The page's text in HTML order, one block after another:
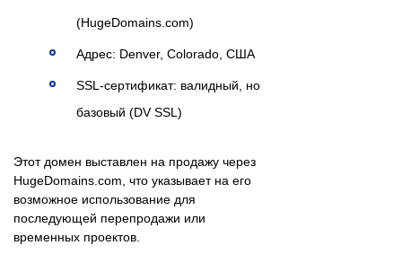
(HugeDomains.com)
Адрес: Denver, Colorado, США
SSL-сертификат: валидный, но
базовый (DV SSL)
Этот домен выставлен на продажу через
HugeDomains.com, что указывает на его
возможное использование для
последующей перепродажи или
временных проектов.